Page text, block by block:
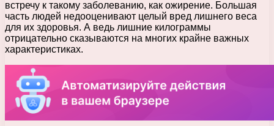
встречу к такому заболеванию, как ожирение. Большая
часть людей недооценивают целый вред лишнего веса
для их здоровья. А ведь лишние килограммы
отрицательно сказываются на многих крайне важных
характеристиках.